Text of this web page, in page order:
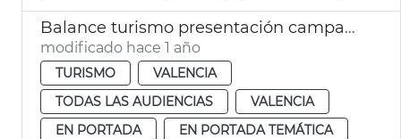
Balance turismo presentación campaña València 2025
modificado hace 1 año
TURISMO
VALENCIA
TODAS LAS AUDIENCIAS
VALENCIA
EN PORTADA
EN PORTADA TEMÁTICA